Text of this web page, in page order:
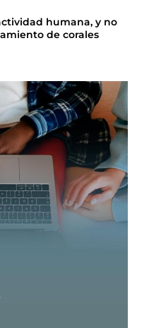
humana, y no
de corales